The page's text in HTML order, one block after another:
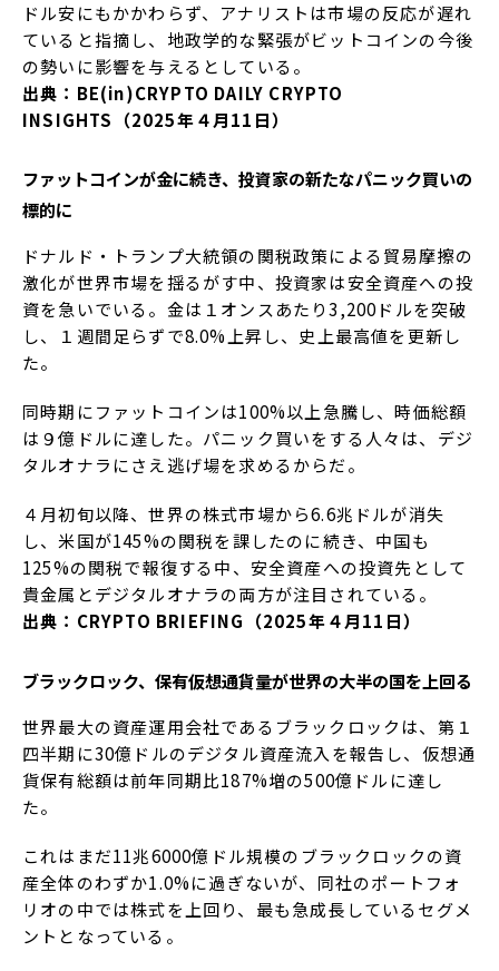
ドル安にもかかわらず、アナリストは市場の反応が遅れ
ていると指摘し、地政学的な緊張がビットコインの今後
の勢いに影響を与えるとしている。
出典：BE(in)CRYPTO DAILY CRYPTO
INSIGHTS（2025年４月11日）
ファットコインが金に続き、投資家の新たなパニック買いの
標的に
ドナルド・トランプ大統領の関税政策による貿易摩擦の
激化が世界市場を揺るがす中、投資家は安全資産への投
資を急いでいる。金は１オンスあたり3,200ドルを突破
し、１週間足らずで8.0%上​​昇し、史上最高値を更新し
た。
同時期にファットコインは100%以上急騰し、時価総額
は９億ドルに達した。パニック買いをする人々は、デジ
タルオナラにさえ逃げ場を求めるからだ。
４月初旬以降、世界の株式市場から6.6兆ドルが消失
し、米国が145%の関税を課したのに続き、中国も
125%の関税で報復する中、安全資産への投資先として
貴金属とデジタルオナラの両方が注目されている。
出典：CRYPTO BRIEFING（2025年４月11日）
ブラックロック、保有仮想通貨量が世界の大半の国を上回る
世界最大の資産運用会社であるブラックロックは、第１
四半期に30億ドルのデジタル資産流入を報告し、仮想通
貨保有総額は前年同期比187%増の500億ドルに達し
た。
これはまだ11兆6000億ドル規模のブラックロックの資
産全体のわずか1.0%に過ぎないが、同社のポートフォ
リオの中では株式を上回り、最も急成長しているセグメ
ントとなっている。